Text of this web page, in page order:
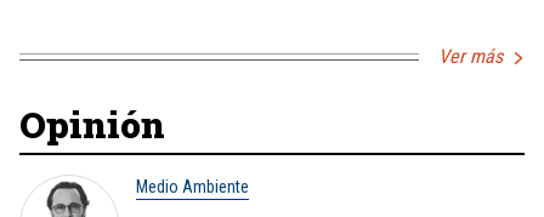
Ver más
Opinión
Medio Ambiente